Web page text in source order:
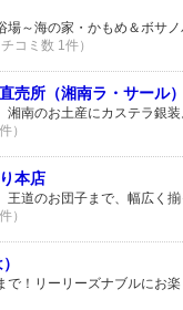
場～海の家・かもめ＆ボサ
コミ数 1件）
売所（湘南ラ・サール
湘南のお土産にカステラ銀
）
本店
王道のお団子まで、幅広く
）
で！リーリーズナブルにお